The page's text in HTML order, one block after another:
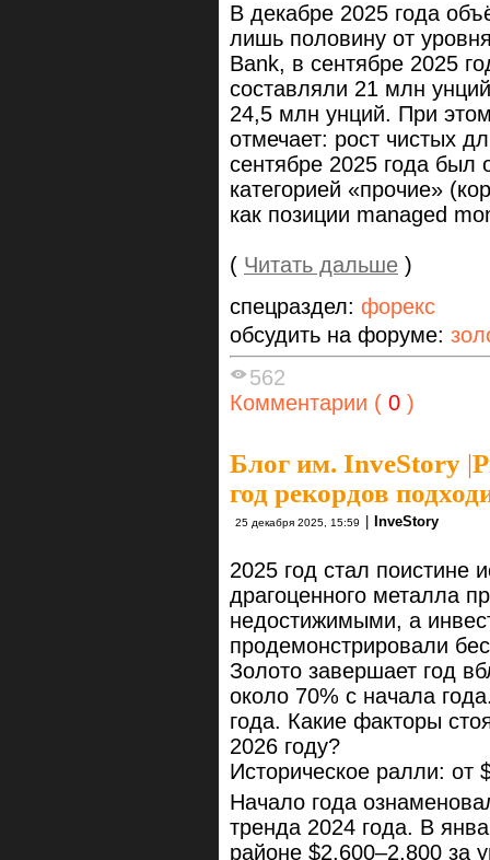
В декабре 2025 года
лишь половину от
Bank, в сентябре 2025
составляли 21 млн
24,5 млн унций. При
отмечает: рост чистых
сентябре 2025 года был
категорией «прочие»
как позиции managed
( Читать дальше )
спецраздел: форекс
обсудить на форуме:
562
Комментарии ( 0 )
Блог им. InveStory |
год рекордов
25 декабря 2025, 15:59 | InveStory
2025 год стал поистине
драгоценного металла
недостижимыми, а
продемонстрировали
Золото завершает год
около 70% с начала
года. Какие факторы
2026 году?
Историческое ралли: от
Начало года
тренда 2024 года. В
районе $2,600–2,800 за